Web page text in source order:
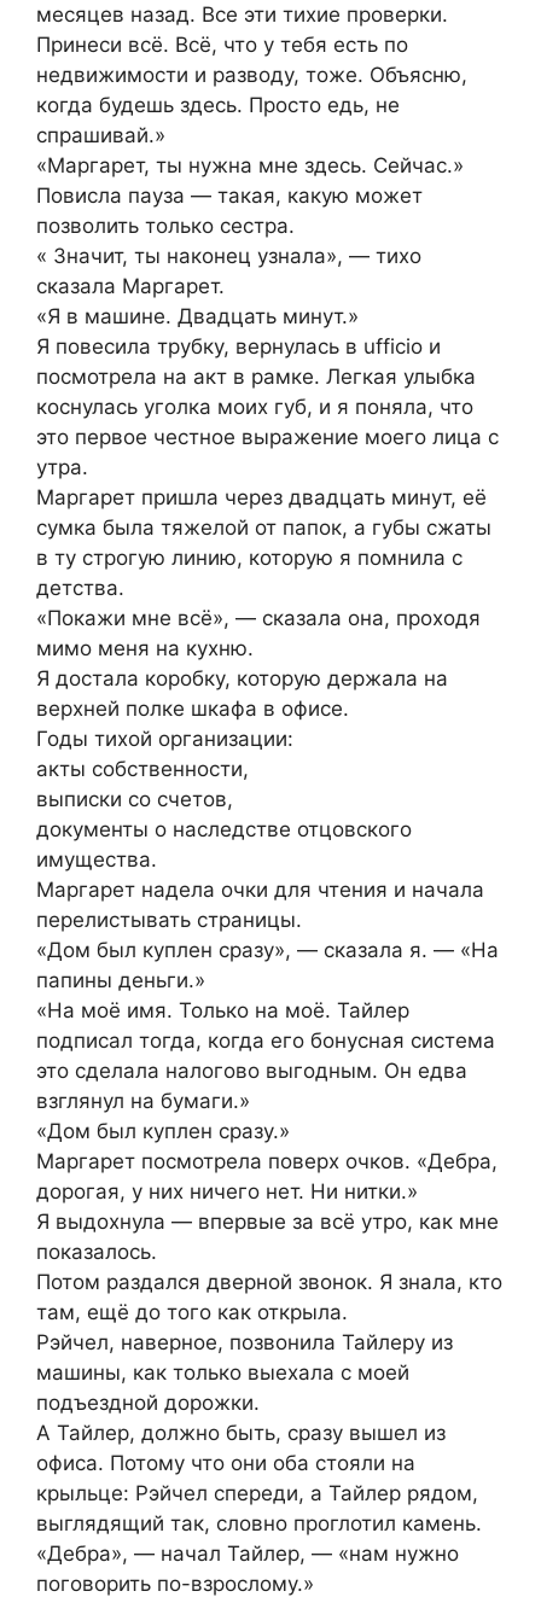
месяцев назад. Все эти тихие проверки.
Принеси всё. Всё, что у тебя есть по
недвижимости и разводу, тоже. Объясню,
когда будешь здесь. Просто едь, не
спрашивай.»
«Маргарет, ты нужна мне здесь. Сейчас.»
Повисла пауза — такая, какую может
позволить только сестра.
« Значит, ты наконец узнала», — тихо
сказала Маргарет.
«Я в машине. Двадцать минут.»
Я повесила трубку, вернулась в ufficio и
посмотрела на акт в рамке. Легкая улыбка
коснулась уголка моих губ, и я поняла, что
это первое честное выражение моего лица с
утра.
Маргарет пришла через двадцать минут, её
сумка была тяжелой от папок, а губы сжаты
в ту строгую линию, которую я помнила с
детства.
«Покажи мне всё», — сказала она, проходя
мимо меня на кухню.
Я достала коробку, которую держала на
верхней полке шкафа в офисе.
Годы тихой организации:
акты собственности,
выписки со счетов,
документы о наследстве отцовского
имущества.
Маргарет надела очки для чтения и начала
перелистывать страницы.
«Дом был куплен сразу», — сказала я. — «На
папины деньги.»
«На моё имя. Только на моё. Тайлер
подписал тогда, когда его бонусная система
это сделала налогово выгодным. Он едва
взглянул на бумаги.»
«Дом был куплен сразу.»
Маргарет посмотрела поверх очков. «Дебра,
дорогая, у них ничего нет. Ни нитки.»
Я выдохнула — впервые за всё утро, как мне
показалось.
Потом раздался дверной звонок. Я знала, кто
там, ещё до того как открыла.
Рэйчел, наверное, позвонила Тайлеру из
машины, как только выехала с моей
подъездной дорожки.
А Тайлер, должно быть, сразу вышел из
офиса. Потому что они оба стояли на
крыльце: Рэйчел спереди, а Тайлер рядом,
выглядящий так, словно проглотил камень.
«Дебра», — начал Тайлер, — «нам нужно
поговорить по-взрослому.»